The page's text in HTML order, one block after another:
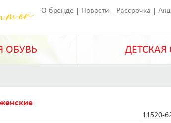
О бренде Новости Рассрочка
ОБУВЬ ДЕТСКАЯ
11520-